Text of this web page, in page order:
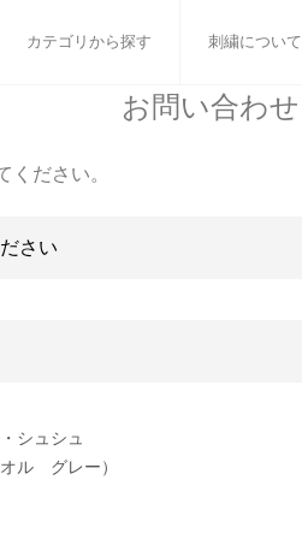
カテゴリから探す 刺繍について
タオル雑貨
お問い合わせ
ださい。
シュシュ
オル グレー）